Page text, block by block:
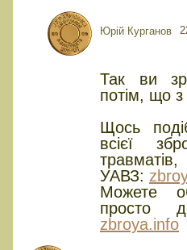
Юрій Курганов
Так ви
потім, що
Щось
всієї
УАВЗ:
Можете
просто
zbroya.info